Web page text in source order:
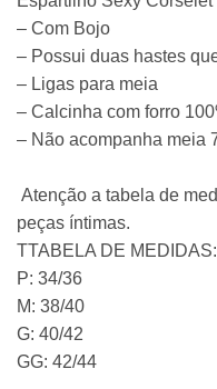
– Com Bojo
– Possui duas hastes
– Ligas para meia
– Calcinha com forro
– Não acompanha meia
Atenção a tabela de
peças íntimas.
TTABELA DE MEDIDAS:
P: 34/36
M: 38/40
G: 40/42
GG: 42/44